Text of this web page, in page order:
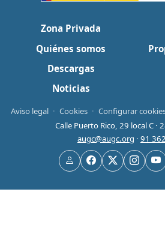
Zona Privada
Quiénes somos
Descargas
Noticias
Aviso legal · Cookies · Configurar
Calle Puerto Rico, 29 local C ·
augc@augc.org · 91
UsuarioFacebook
X